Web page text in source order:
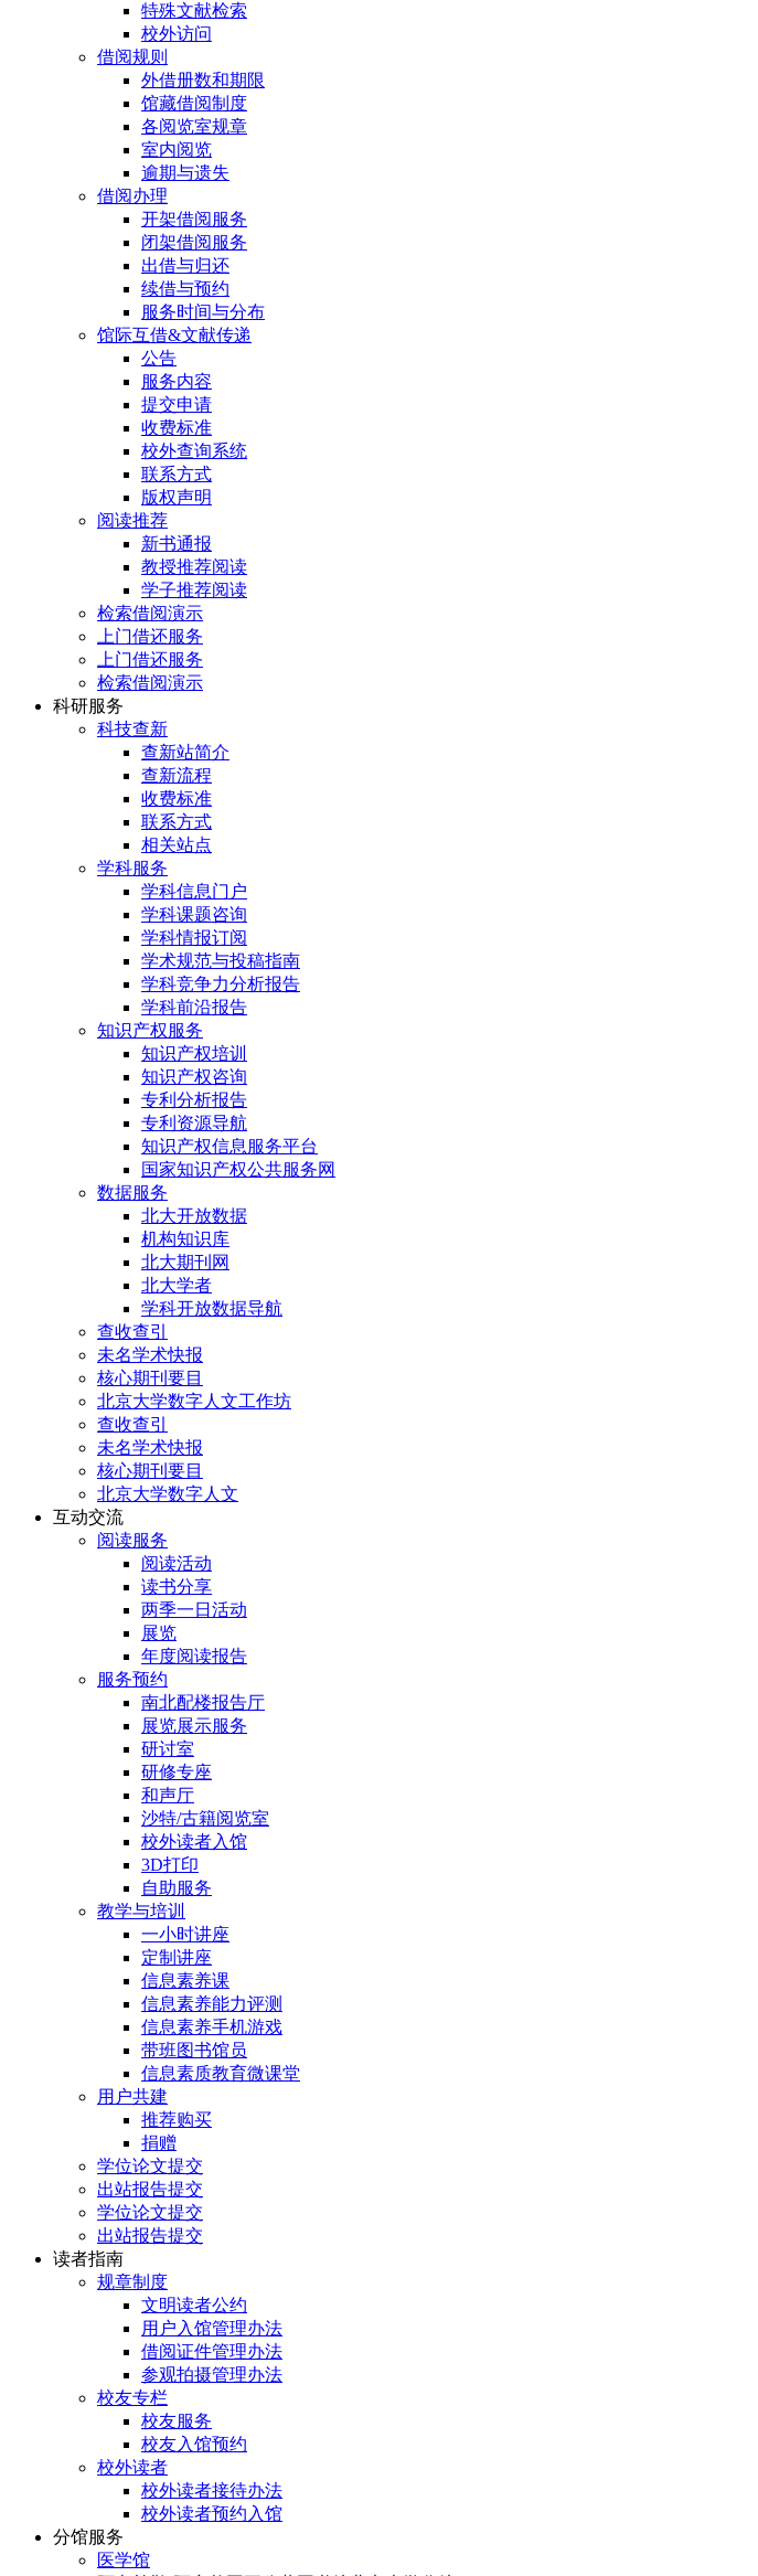
特殊文献检索
校外访问
借阅规则
外借册数和期限
馆藏借阅制度
各阅览室规章
室内阅览
逾期与遗失
借阅办理
开架借阅服务
闭架借阅服务
出借与归还
续借与预约
服务时间与分布
馆际互借&文献传递
公告
服务内容
提交申请
收费标准
校外查询系统
联系方式
版权声明
阅读推荐
新书通报
教授推荐阅读
学子推荐阅读
检索借阅演示
上门借还服务
上门借还服务
检索借阅演示
科研服务
科技查新
查新站简介
查新流程
收费标准
联系方式
相关站点
学科服务
学科信息门户
学科课题咨询
学科情报订阅
学术规范与投稿指南
学科竞争力分析报告
学科前沿报告
知识产权服务
知识产权培训
知识产权咨询
专利分析报告
专利资源导航
知识产权信息服务平台
国家知识产权公共服务网
数据服务
北大开放数据
机构知识库
北大期刊网
北大学者
学科开放数据导航
查收查引
未名学术快报
核心期刊要目
北京大学数字人文工作坊
查收查引
未名学术快报
核心期刊要目
北京大学数字人文
互动交流
阅读服务
阅读活动
读书分享
两季一日活动
展览
年度阅读报告
服务预约
南北配楼报告厅
展览展示服务
研讨室
研修专座
和声厅
沙特/古籍阅览室
校外读者入馆
3D打印
自助服务
教学与培训
一小时讲座
定制讲座
信息素养课
信息素养能力评测
信息素养手机游戏
带班图书馆员
信息素质教育微课堂
用户共建
推荐购买
捐赠
学位论文提交
出站报告提交
学位论文提交
出站报告提交
读者指南
规章制度
文明读者公约
用户入馆管理办法
借阅证件管理办法
参观拍摄管理办法
校友专栏
校友服务
校友入馆预约
校外读者
校外读者接待办法
校外读者预约入馆
分馆服务
医学馆